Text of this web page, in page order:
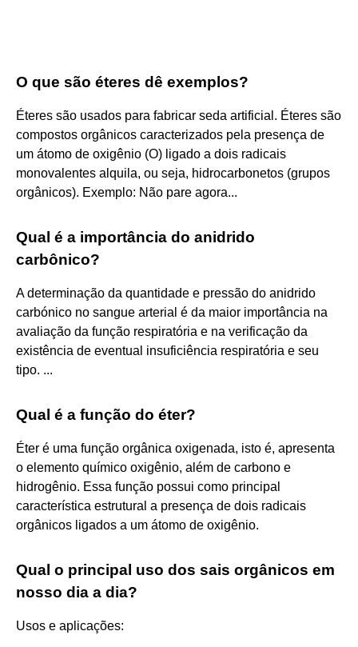
O que são éteres dê exemplos?
Éteres são usados para fabricar seda artificial. Éteres são
compostos orgânicos caracterizados pela presença de
um átomo de oxigênio (O) ligado a dois radicais
monovalentes alquila, ou seja, hidrocarbonetos (grupos
orgânicos). Exemplo: Não pare agora...
Qual é a importância do anidrido
carbônico?
A determinação da quantidade e pressão do anidrido
carbónico no sangue arterial é da maior importância na
avaliação da função respiratória e na verificação da
existência de eventual insuficiência respiratória e seu
tipo. ...
Qual é a função do éter?
Éter é uma função orgânica oxigenada, isto é, apresenta
o elemento químico oxigênio, além de carbono e
hidrogênio. Essa função possui como principal
característica estrutural a presença de dois radicais
orgânicos ligados a um átomo de oxigênio.
Qual o principal uso dos sais orgânicos em
nosso dia a dia?
Usos e aplicações: